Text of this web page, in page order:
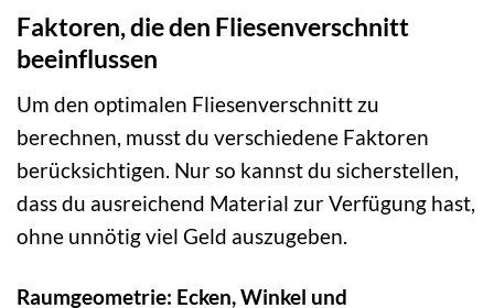
Faktoren, die den Fliesenverschnitt
beeinflussen
Um den optimalen Fliesenverschnitt zu
berechnen, musst du verschiedene Faktoren
berücksichtigen. Nur so kannst du sicherstellen,
dass du ausreichend Material zur Verfügung hast,
ohne unnötig viel Geld auszugeben.
Raumgeometrie: Ecken, Winkel und